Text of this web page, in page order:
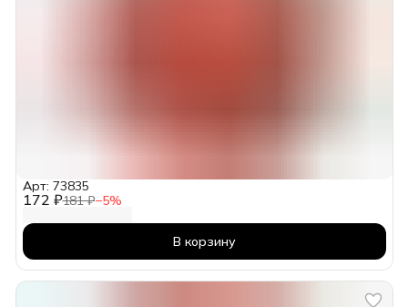
172 ₽181 ₽−5%
Арт: 73835
В корзину